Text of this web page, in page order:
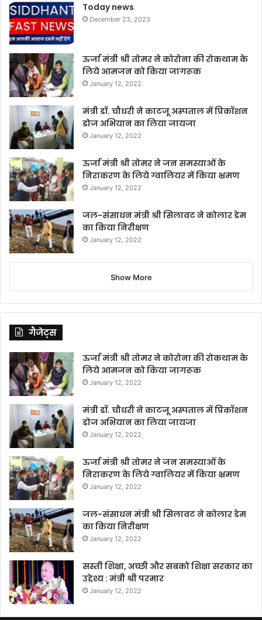
Today news
December 23, 2023
ऊर्जा मंत्री श्री तोमर ने कोरोना की रोकथाम के
लिये आमजन को किया जागरूक
January 12, 2022
मंत्री डॉ. चौधरी ने काटजू अस्पताल में प्रिकॉशन
डोज अभियान का लिया जायजा
January 12, 2022
ऊर्जा मंत्री श्री तोमर ने जन समस्याओं के
निराकरण के लिये ग्वालियर में किया भ्रमण
January 12, 2022
जल-संसाधन मंत्री श्री सिलावट ने कोलार डेम
का किया निरीक्षण
January 12, 2022
Show More
गैजेट्स
ऊर्जा मंत्री श्री तोमर ने कोरोना की रोकथाम के
लिये आमजन को किया जागरूक
January 12, 2022
मंत्री डॉ. चौधरी ने काटजू अस्पताल में प्रिकॉशन
डोज अभियान का लिया जायजा
January 12, 2022
ऊर्जा मंत्री श्री तोमर ने जन समस्याओं के
निराकरण के लिये ग्वालियर में किया भ्रमण
January 12, 2022
जल-संसाधन मंत्री श्री सिलावट ने कोलार डेम
का किया निरीक्षण
January 12, 2022
सस्ती शिक्षा, अच्छी और सबको शिक्षा सरकार का
उद्देश्य : मंत्री श्री परमार
January 12, 2022